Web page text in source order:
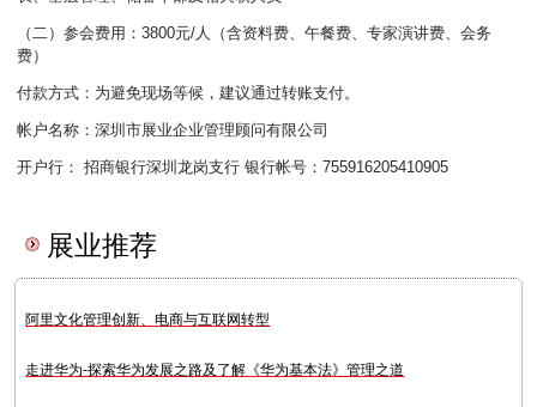
（二）参会费用：3800元/人（含资料费、午餐费、专家演讲费、会务
费）
付款方式：为避免现场等候，建议通过转账支付。
帐户名称：深圳市展业企业管理顾问有限公司
开户行： 招商银行深圳龙岗支行 银行帐号：755916205410905
展业推荐
阿里文化管理创新、电商与互联网转型
走进华为-探索华为发展之路及了解《华为基本法》管理之道